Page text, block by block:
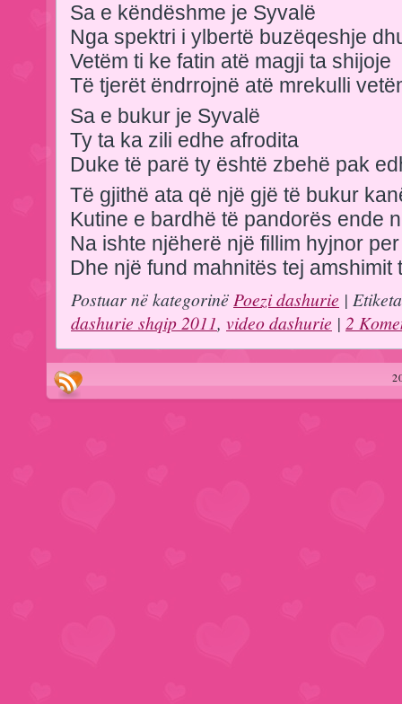
Sa e këndëshme je Syvalë
Nga spektri i ylbertë buzëqeshje
Vetëm ti ke fatin atë magji ta shijoje
Të tjerët ëndrrojnë atë mrekulli
Sa e bukur je Syvalë
Ty ta ka zili edhe afrodita
Duke të parë ty është zbehë pak
Të gjithë ata që një gjë të bukur
Kutine e bardhë të pandorës ende
Na ishte njëherë një fillim hyjnor
Dhe një fund mahnitës tej amshimit
Postuar në kategorinëPoezi dashurie |
dashurie shqip 2011, video dashurie | 2